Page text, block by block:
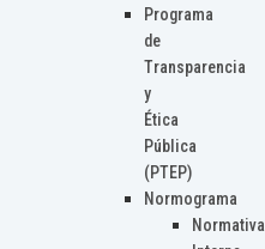
Programa
de
Transparencia
y
Ética
Pública
(PTEP)
Normograma
Normativa